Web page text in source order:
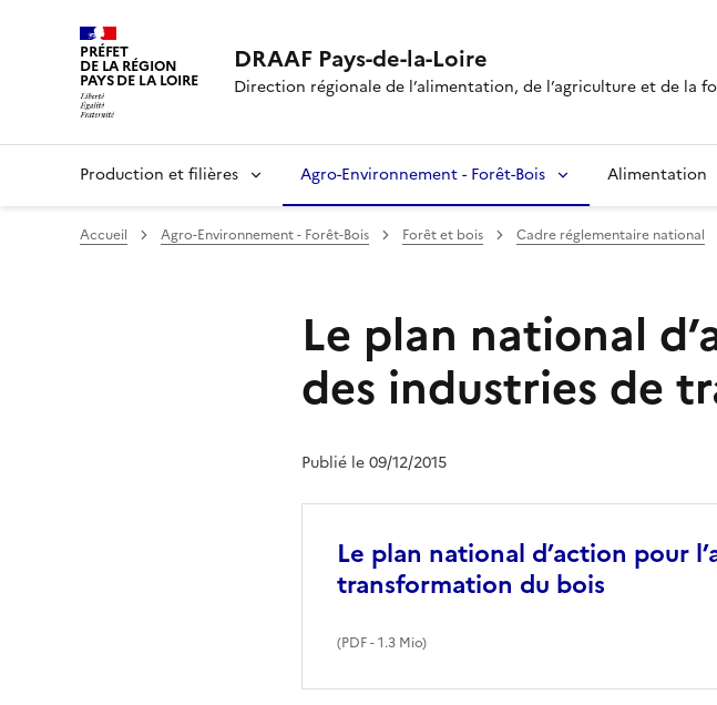
PRÉFET
DE LA RÉGION
PAYS DE LA LOIRE
DRAAF Pays-de-la-Loire
Direction régionale de l’alimentation, de l’agriculture et de la
Production et filières Agro-Environnement - Forêt-Bois Alimentation
Accueil Agro-Environnement - Forêt-Bois Forêt et bois Cadre réglementaire national
Le plan national
des industries de
Publié le 09/12/2015
Le plan national d’action pour
transformation du bois
(PDF- 1.3 Mio)